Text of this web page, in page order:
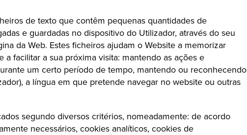
de texto que contêm pequenas quantidades de
e guardadas no dispositivo do Utilizador, através do seu
da Web. Estes ficheiros ajudam o Website a memorizar
a facilitar a sua próxima visita: mantendo as ações e
um certo período de tempo, mantendo ou reconhecendo
a língua em que pretende navegar no website ou outras
segundo diversos critérios, nomeadamente: de acordo
necessários, cookies analíticos, cookies de